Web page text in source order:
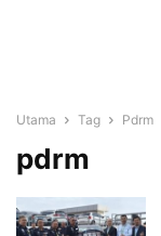
Utama Tag Pdrm
pdrm